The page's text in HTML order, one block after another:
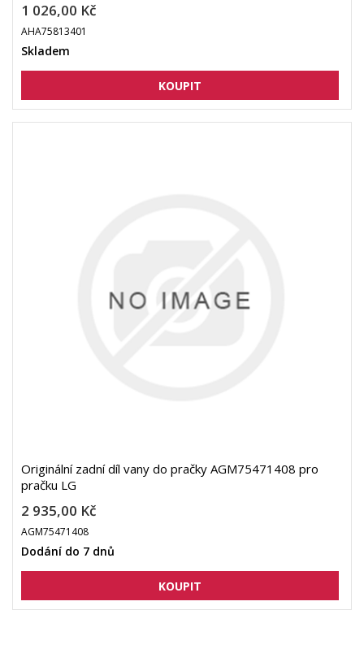
1 026,00 Kč
AHA75813401
Skladem
Originální zadní díl vany do pračky AGM75471408 pro
pračku LG
2 935,00 Kč
AGM75471408
Dodání do 7 dnů